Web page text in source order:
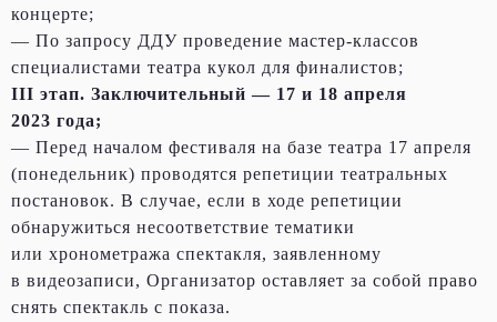
концерте;
— По запросу ДДУ проведение мастер-классов
специалистами театра кукол для финалистов;
III этап. Заключительный — 17 и 18 апреля
2023 года;
— Перед началом фестиваля на базе театра 17 апреля
(понедельник) проводятся репетиции театральных
постановок. В случае, если в ходе репетиции
обнаружиться несоответствие тематики
или хронометража спектакля, заявленному
в видеозаписи, Организатор оставляет за собой право
снять спектакль с показа.